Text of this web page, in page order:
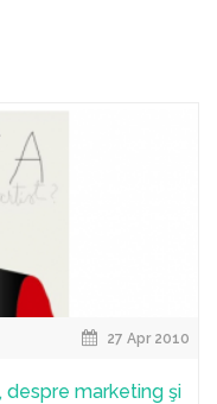
27 Apr 2010
despre marketing şi